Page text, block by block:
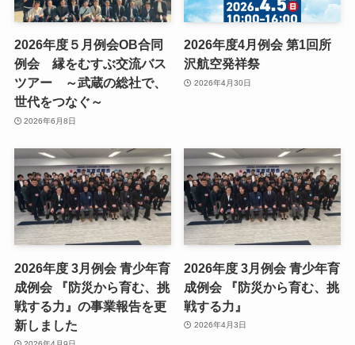
2026年度５月例会OB合同
例会 縁をむすぶ交流バス
ツアー ～武蔵の総社で、
世代をつなぐ～
2026年6月8日
2026年度4月例会 第1回所
沢航空発祥祭
2026年4月30日
2026年度 3月例会 青少年育
成例会 『防災から育む、挑
戦する力』の事業報告を更
新しました
2026年度 3月例会 青少年育
成例会 『防災から育む、挑
戦する力』
2026年4月3日